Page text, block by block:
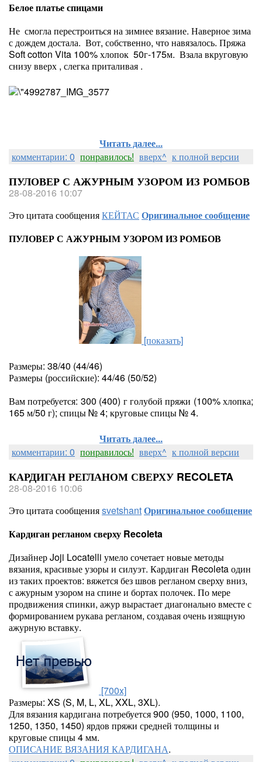
Белое платье спицами
Не смогла перестроиться на зимнее вязание. Наверное зима
с дождем достала. Вот, собственно, что навязалось. Пряжа
Soft cotton Vita 100% хлопок 50г-175м. Взала вкруговую
снизу вверх , слегка приталивая .
Читать далее...
комментарии: 0 понравилось! вверх^ к полной версии
ПУЛОВЕР С АЖУРНЫМ УЗОРОМ ИЗ РОМБОВ
28-08-2016 10:07
Это цитата сообщенияКЕЙТАС Оригинальное сообщение
ПУЛОВЕР С АЖУРНЫМ УЗОРОМ ИЗ РОМБОВ
[показать]
Размеры: 38/40 (44/46)
Размеры (российские): 44/46 (50/52)
Вам потребуется: 300 (400) г голубой пряжи (100% хлопка;
165 м/50 г); спицы № 4; круговые спицы № 4.
Читать далее...
комментарии: 0 понравилось! вверх^ к полной версии
КАРДИГАН РЕГЛАНОМ СВЕРХУ RECOLETA
28-08-2016 10:06
Это цитата сообщенияsvetshantОригинальное сообщение
Кардиган регланом сверху Recoleta
Дизайнер Joji Locatelli умело сочетает новые методы
вязания, красивые узоры и силуэт. Кардиган Recoleta один
из таких проектов: вяжется без швов регланом сверху вниз,
с ажурным узором на спине и бортах полочек. По мере
продвижения спинки, ажур вырастает диагонально вместе с
формированием рукава регланом, создавая очень изящную
ажурную вставку.
[700x]
Размеры: XS (S, M, L, XL, XXL, 3XL).
Для вязания кардигана потребуется 900 (950, 1000, 1100,
1250, 1350, 1450) ярдов пряжи средней толщины и
круговые спицы 4 мм.
ОПИСАНИЕ ВЯЗАНИЯ КАРДИГАНА.